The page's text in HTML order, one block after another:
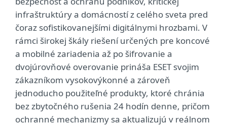
infraštruktúry a domácností z celého sveta pred
čoraz sofistikovanejšími digitálnymi hrozbami. V
rámci širokej škály riešení určených pre koncové
a mobilné zariadenia až po šifrovanie a
dvojúrovňové overovanie prináša ESET svojim
zákazníkom vysokovýkonné a zároveň
jednoducho použiteľné produkty, ktoré chránia
bez zbytočného rušenia 24 hodín denne, pričom
ochranné mechanizmy sa aktualizujú v reálnom